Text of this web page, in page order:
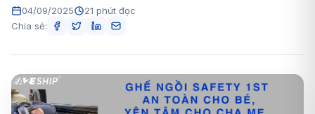
04/09/2025
21 phút đọc
Chia sẻ: